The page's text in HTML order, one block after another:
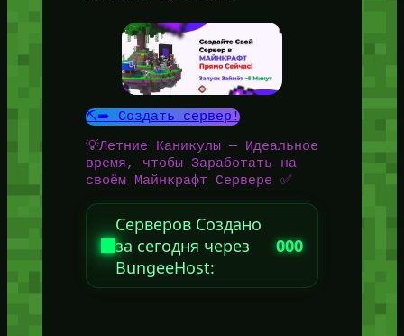
⛏️➡️ Создать сервер!
💡Летние Каникулы — Идеальное
время, чтобы Заработать на
своём Майнкрафт Сервере ✅
Серверов Создано
за сегодня через
BungeeHost:
000